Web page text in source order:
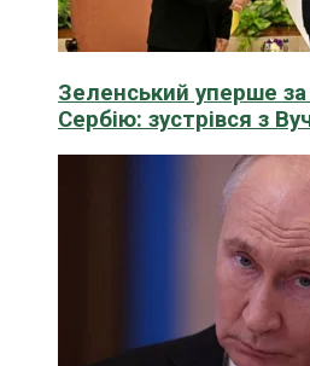
Зеленський уперше за
Сербію: зустрівся з